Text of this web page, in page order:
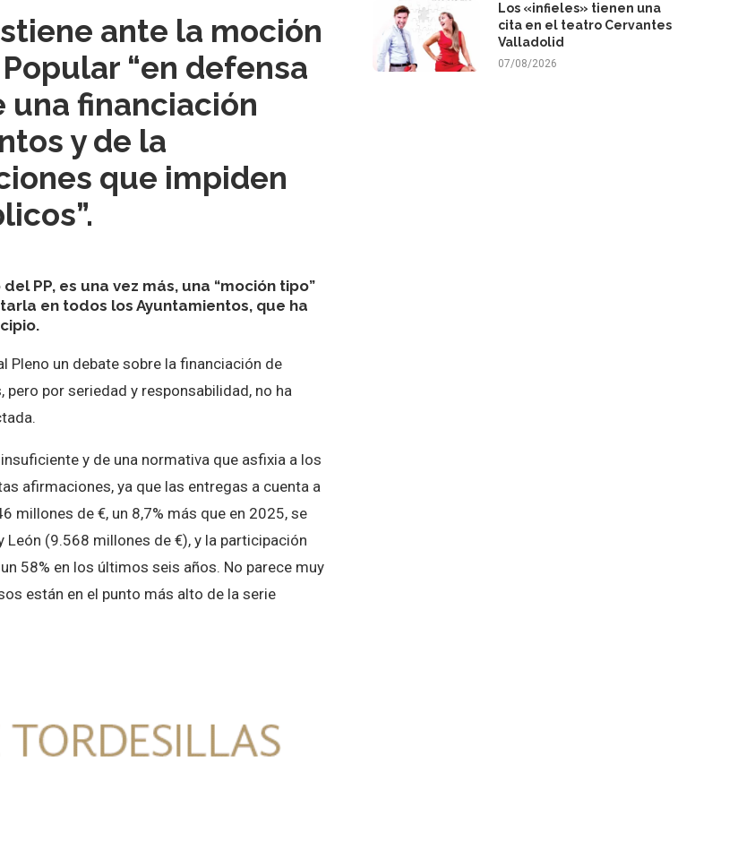
ante la moción
“en defensa
una financiación
y de la
que impiden
PP, es una vez más, una “moción tipo”
en todos los Ayuntamientos, que ha
Pleno un debate sobre la financiación de
por seriedad y responsabilidad, no ha
y de una normativa que asfixia a los
afirmaciones, ya que las entregas a cuenta a
millones de €, un 8,7% más que en 2025, se
(9.568 millones de €), y la participación
58% en los últimos seis años. No parece muy
están en el punto más alto de la serie
Los «infieles» tienen una
cita en el teatro Cervantes
Valladolid
07/08/2026